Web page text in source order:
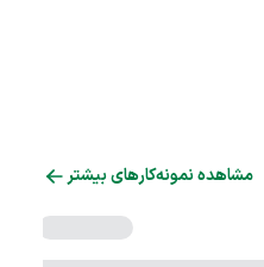
مشاهده نمونه‌کارهای بیشتر